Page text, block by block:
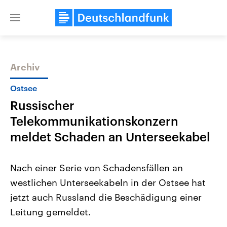
Close
Themen
2026
Alle Informationen
Sachsen-Anhalt wählt am 6.
September 2026 einen neuen
Landtag. Seit 2021 wird das
Aktuelle Beiträge,
Hintergründe
Wirtschaftlich und
Archiv
Ostsee
Russischer
Telekommunikationskonzern
meldet Schaden an Unterseekabel
Nach einer Serie von Schadensfällen an
westlichen Unterseekabeln in der Ostsee hat
jetzt auch Russland die Beschädigung einer
Leitung gemeldet.